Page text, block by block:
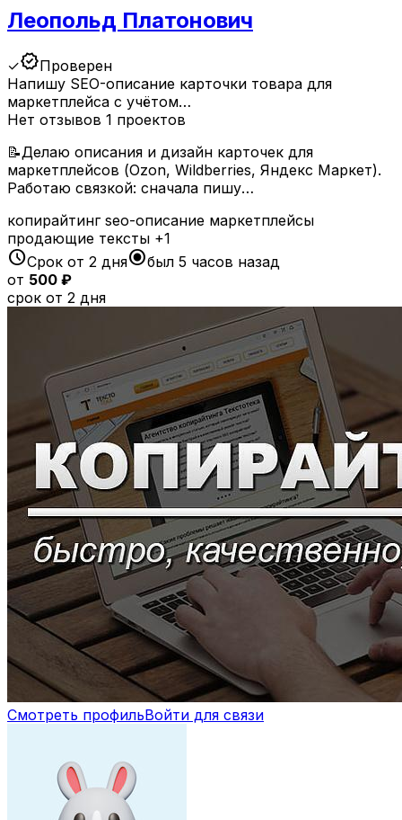
Леопольд Платонович
✓verifiedПроверен
Напишу SEO-описание карточки товара для
маркетплейса с учётом…
Нет отзывов 1 проектов
📝Делаю описания и дизайн карточек для
маркетплейсов (Ozon, Wildberries, Яндекс Маркет).
Работаю связкой: сначала пишу…
копирайтинг seo-описание маркетплейсы
продающие тексты +1
scheduleСрок от 2 дняradio_button_checkedбыл 5 часов назад
от 500 ₽
срок от 2 дня
Смотреть профильВойти для связи